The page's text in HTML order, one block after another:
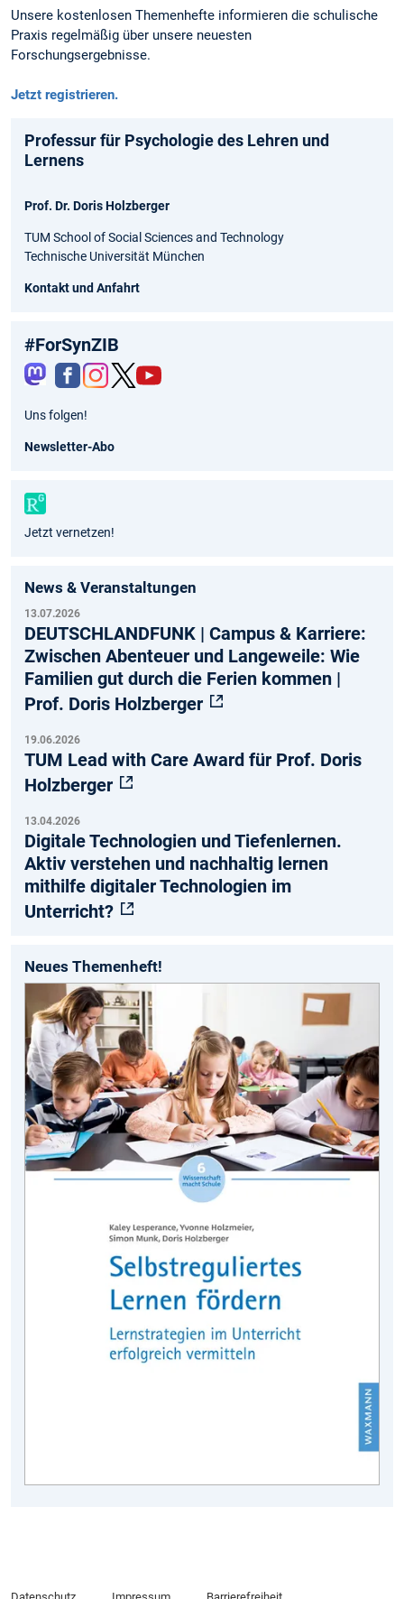
Unsere kostenlosen Themenhefte informieren die schulische
Praxis regelmäßig über unsere neuesten
Forschungsergebnisse.
Jetzt registrieren.
Professur für Psychologie des Lehren und
Lernens
Prof. Dr. Doris Holzberger
TUM School of Social Sciences and Technology
Technische Universität München
Kontakt und Anfahrt
#ForSynZIB
ebo
ok
agr
am
Uns folgen!
Newsletter-Abo
Jetzt vernetzen!
News & Veranstaltungen
13.07.2026
DEUTSCHLANDFUNK | Campus & Karriere:
Zwischen Abenteuer und Langeweile: Wie
Familien gut durch die Ferien kommen |
Prof. Doris Holzberger
19.06.2026
TUM Lead with Care Award für Prof. Doris
Holzberger
13.04.2026
Digitale Technologien und Tiefenlernen.
Aktiv verstehen und nachhaltig lernen
mithilfe digitaler Technologien im
Unterricht?
Neues Themenheft!